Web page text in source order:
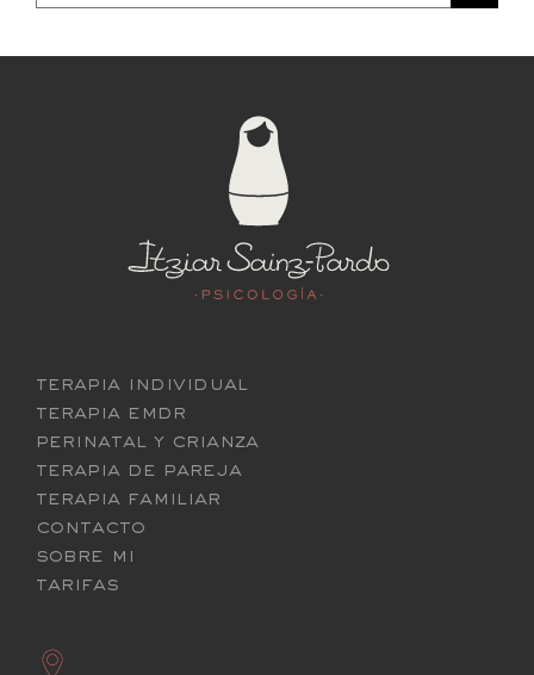
terapia individual
terapia emdr
perinatal y crianza
terapia de pareja
terapia familiar
contacto
sobre mi
tarifas